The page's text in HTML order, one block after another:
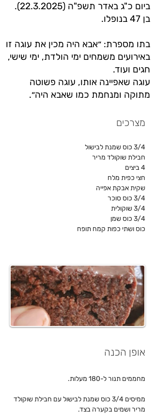
ביום כ"ג באדר תשפ"ה (22.3.2025).
בן 47 בנופלו.
בתו מספרת: ״אבא היה מכין את עוגה זו
באירועים משמחים ימי הולדת, ימי שישי,
חגים ועוד.
עוגה שאפיינה אותו, עוגה פשוטה
מתוקה ומנחמת כמו שאבא היה״.
מצרכים
3/4 כוס שמנת לבישול
חבילת שוקולד מריר
4 ביצים
חצי כפית מלח
שקית אבקת אפייה
3/4 כוס סוכר
3/4 שוקולית
3/4 כוס שמן
כוס ושתי כפות קמח תופח
אופן הכנה
מחממים תנור ל-180 מעלות.
ממיסים 3/4 כוס שמנת לבישול עם חבילת שוקולד
מריר ושמים בקערה בצד.